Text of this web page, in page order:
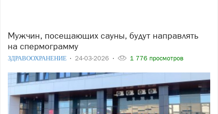
Мужчин, посещающих сауны, будут направлять
на спермограмму
ЗДРАВООХРАНЕНИЕ 24-03-2026 1 776 просмотров